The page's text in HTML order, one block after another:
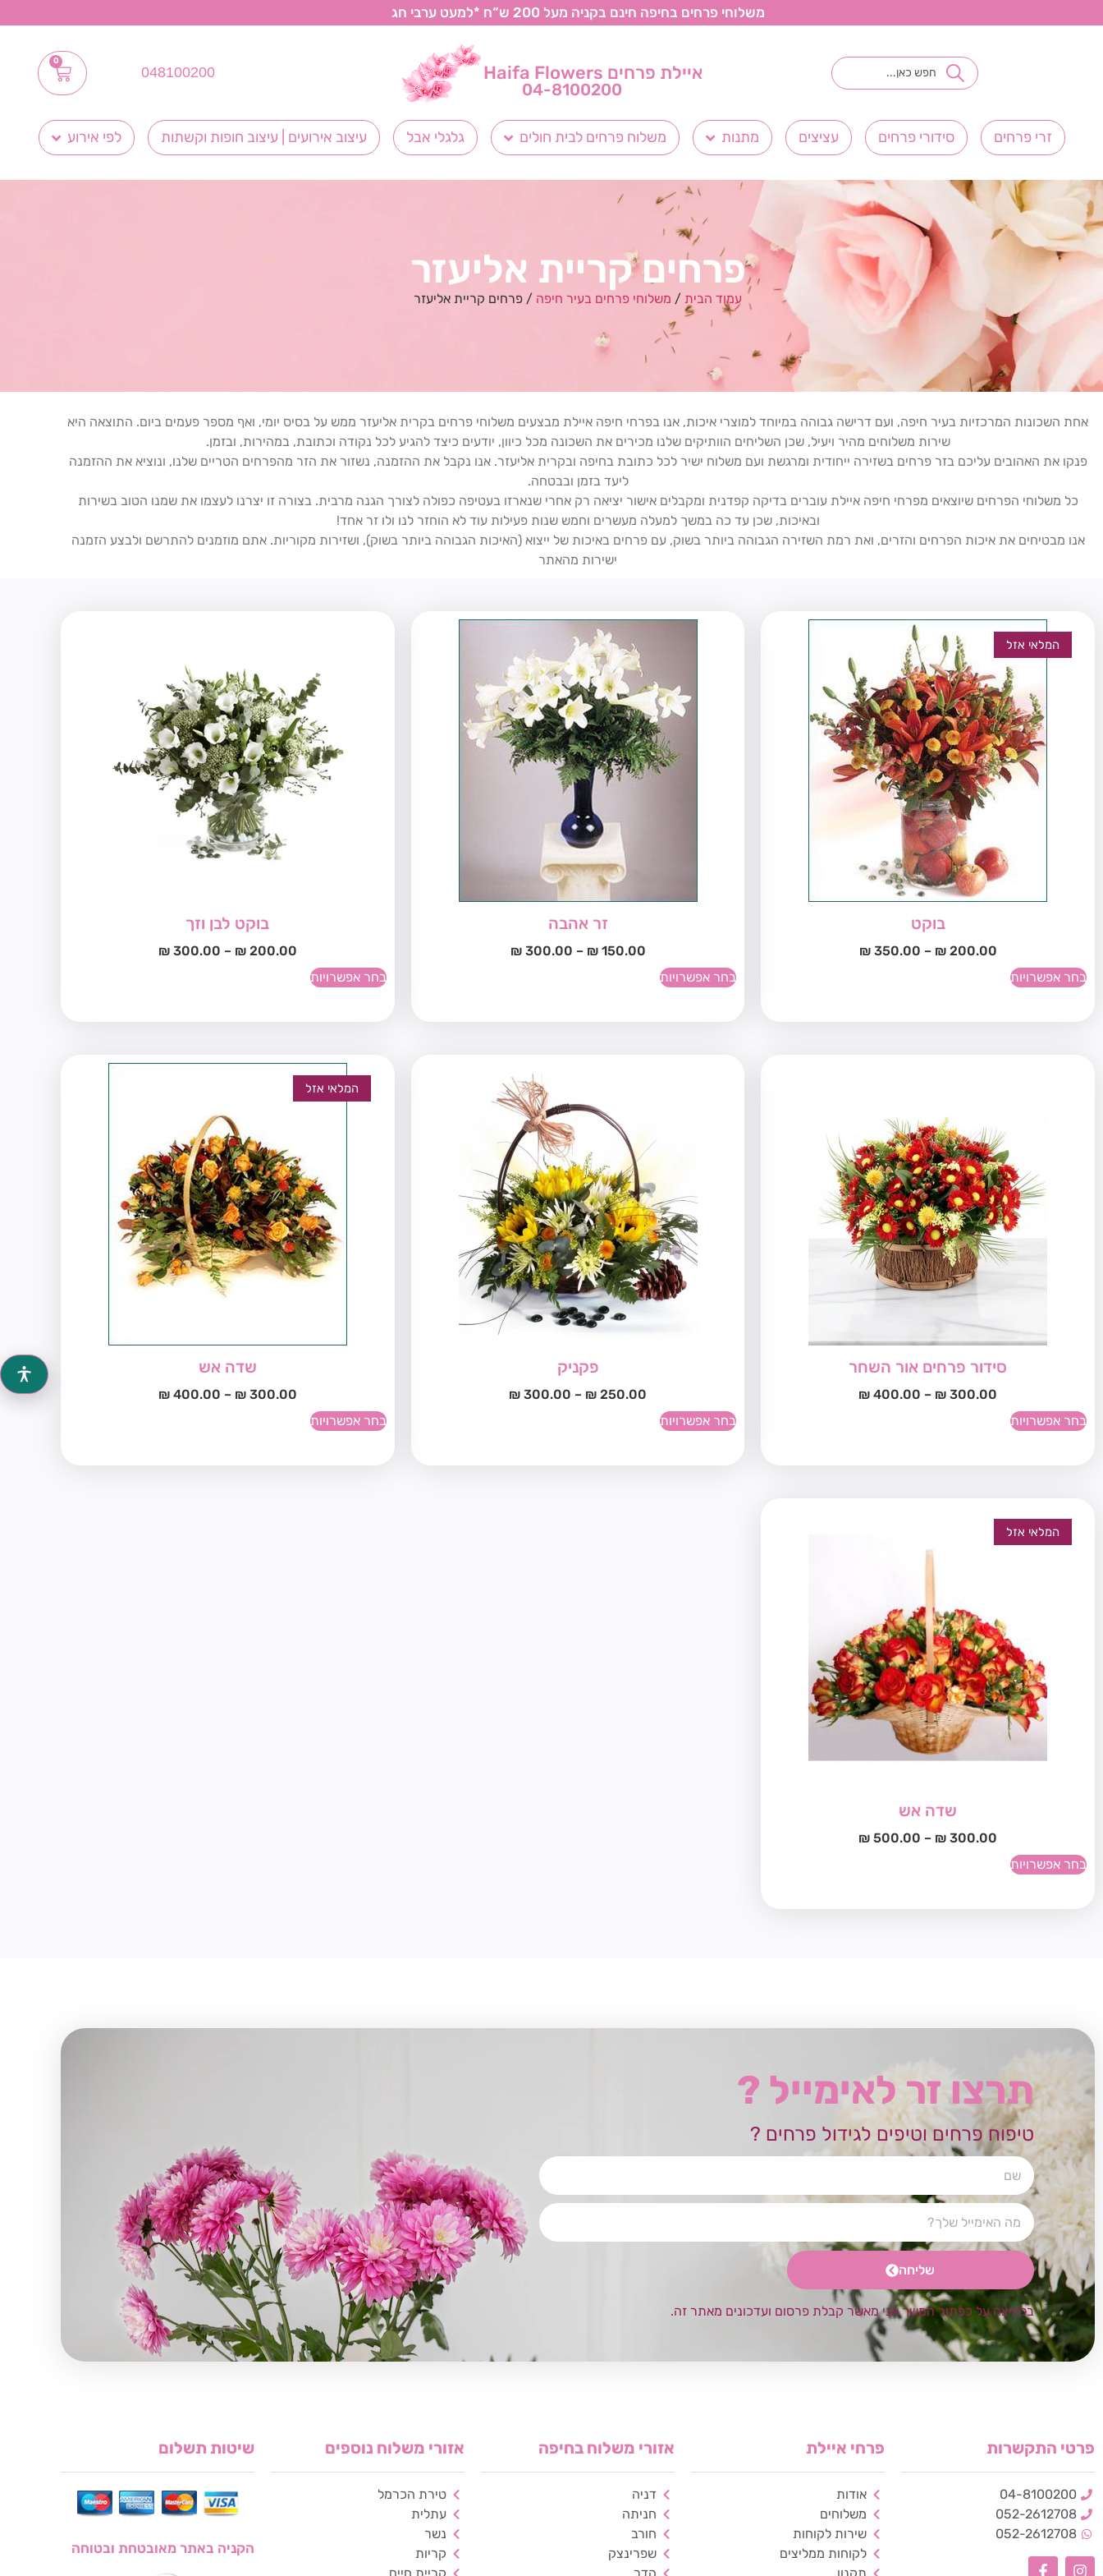
משלוחי פרחים בחיפה חינם בקניה מעל 200 ש“ח *למעט ערבי חג
איילת פרחים Haifa Flowers
04-8100200
048100200
0
זרי פרחים סידורי פרחים עציצים מתנות משלוח פרחים לבית חולים גלגלי אבל עיצוב אירועים | עיצוב חופות וקשתות לפי אירוע
פרחים קריית אליעזר
עמוד הבית / משלוחי פרחים בעיר חיפה / פרחים קריית אליעזר
אחת השכונות המרכזיות בעיר חיפה, ועם דרישה גבוהה במיוחד למוצרי איכות, אנו בפרחי חיפה איילת מבצעים משלוחי פרחים בקרית אליעזר ממש על בסיס יומי, ואף מספר פעמים ביום. התוצאה היא
שירות משלוחים מהיר ויעיל, שכן השליחים הוותיקים שלנו מכירים את השכונה מכל כיוון, יודעים כיצד להגיע לכל נקודה וכתובת, במהירות, ובזמן.
פנקו את האהובים עליכם בזר פרחים בשזירה ייחודית ומרגשת ועם משלוח ישיר לכל כתובת בחיפה ובקרית אליעזר. אנו נקבל את ההזמנה, נשזור את הזר מהפרחים הטריים שלנו, ונוציא את ההזמנה
ליעד בזמן ובבטחה.
כל משלוחי הפרחים שיוצאים מפרחי חיפה איילת עוברים בדיקה קפדנית ומקבלים אישור יציאה רק אחרי שנארזו בעטיפה כפולה לצורך הגנה מרבית. בצורה זו יצרנו לעצמו את שמנו הטוב בשירות
ובאיכות, שכן עד כה במשך למעלה מעשרים וחמש שנות פעילות עוד לא הוחזר לנו ולו זר אחד!
אנו מבטיחים את איכות הפרחים והזרים, ואת רמת השזירה הגבוהה ביותר בשוק, עם פרחים באיכות של ייצוא (האיכות הגבוהה ביותר בשוק), ושזירות מקוריות. אתם מוזמנים להתרשם ולבצע הזמנה
ישירות מהאתר
המלאי אזל
בוקט
₪200.00
–
₪350.00
בחר אפשרויות
זר אהבה
₪150.00
–
₪300.00
בחר אפשרויות
בוקט לבן וזך
₪200.00
–
₪300.00
בחר אפשרויות
סידור פרחים אור השחר
₪ 300.00
–
₪ 400.00
בחר אפשרויות
פקניק
₪ 250.00
–
₪ 300.00
בחר אפשרויות
המלאי אזל
שדה אש
₪300.00
–
₪400.00
בחר אפשרויות
המלאי אזל
שדה אש
₪ 300.00
–
₪ 500.00
בחר אפשרויות
תרצו זר לאימייל ?
טיפוח פרחים וטיפים לגידול פרחים ?
שליחה
בלחיצה על כפתור המשך אני מאשר קבלת פרסום ועדכונים מאתר זה.
פרטי התקשרות
04-8100200
052-2612708
052-2612708
פרחי איילת
אודות
משלוחים
שירות לקוחות
לקוחות ממליצים
אזורי משלוח בחיפה
דניה
חניתה
חורב
שפרינצק
אזורי משלוח נוספים
טירת הכרמל
עתלית
נשר
קריות
שיטות תשלום
הקניה באתר מאובטחת ובטוחה